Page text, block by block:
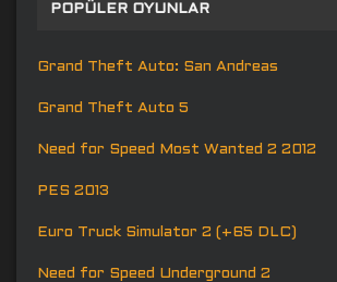
POPÜLER OYUNLAR
Grand Theft Auto: San Andreas
Grand Theft Auto 5
Need for Speed Most Wanted 2 2012
PES 2013
Euro Truck Simulator 2 (+65 DLC)
Need for Speed Underground 2